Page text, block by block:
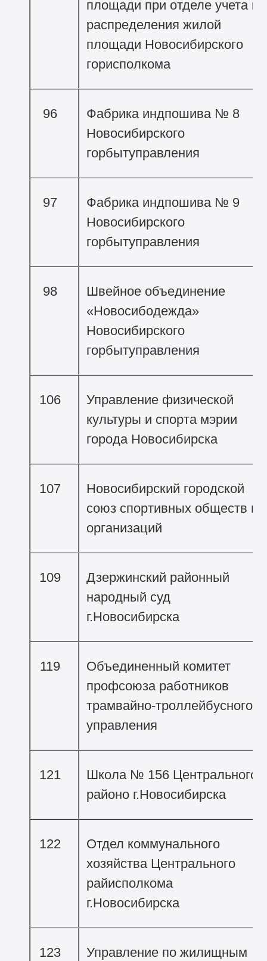
площади при отделе учета и
распределения жилой
площади Новосибирского
горисполкома
96
Фабрика индпошива № 8
Новосибирского
горбытуправления
97
Фабрика индпошива № 9
Новосибирского
горбытуправления
98
Швейное объединение
«Новосибодежда»
Новосибирского
горбытуправления
106
Управление физической
культуры и спорта мэрии
города Новосибирска
107
Новосибирский городской
союз спортивных обществ и
организаций
109
Дзержинский районный
народный суд
г.Новосибирска
119
Объединенный комитет
профсоюза работников
трамвайно-троллейбусного
управления
121
Школа № 156 Центрального
районо г.Новосибирска
122
Отдел коммунального
хозяйства Центрального
райисполкома
г.Новосибирска
123
Управление по жилищным